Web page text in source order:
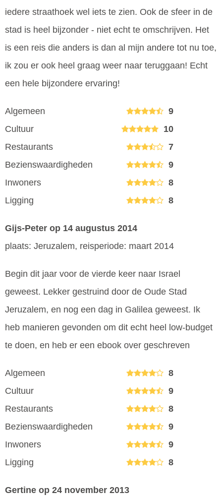
iedere straathoek wel iets te zien. Ook de sfeer in de
stad is heel bijzonder - niet echt te omschrijven. Het
is een reis die anders is dan al mijn andere tot nu toe,
ik zou er ook heel graag weer naar teruggaan! Echt
een hele bijzondere ervaring!
Algemeen
9
Cultuur
10
Restaurants
7
Bezienswaardigheden
9
Inwoners
8
Ligging
8
Gijs-Peter op 14 augustus 2014
plaats: Jeruzalem, reisperiode: maart 2014
Begin dit jaar voor de vierde keer naar Israel
geweest. Lekker gestruind door de Oude Stad
Jeruzalem, en nog een dag in Galilea geweest. Ik
heb manieren gevonden om dit echt heel low-budget
te doen, en heb er een ebook over geschreven
Algemeen
8
Cultuur
9
Restaurants
8
Bezienswaardigheden
9
Inwoners
9
Ligging
8
Gertine op 24 november 2013